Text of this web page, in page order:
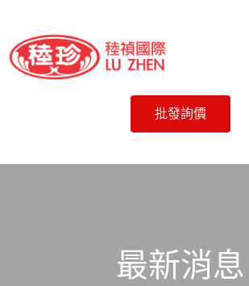
批發詢價
最新消息